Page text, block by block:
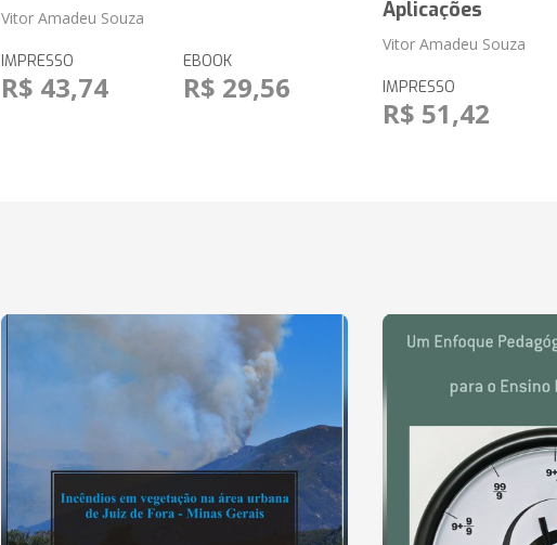
Vitor Amadeu Souza
IMPRESSO
R$ 43,74
EBOOK
R$ 29,56
Aplicações
Vitor Amadeu Souza
IMPRESSO
R$ 51,42